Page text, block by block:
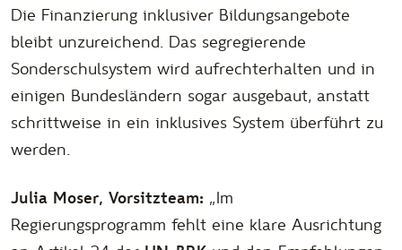
Die Finanzierung inklusiver Bildungsangebote
bleibt unzureichend. Das segregierende
Sonderschulsystem wird aufrechterhalten und in
einigen Bundesländern sogar ausgebaut, anstatt
schrittweise in ein inklusives System überführt zu
werden.
Julia Moser, Vorsitzteam: „Im
Regierungsprogramm fehlt eine klare Ausrichtung